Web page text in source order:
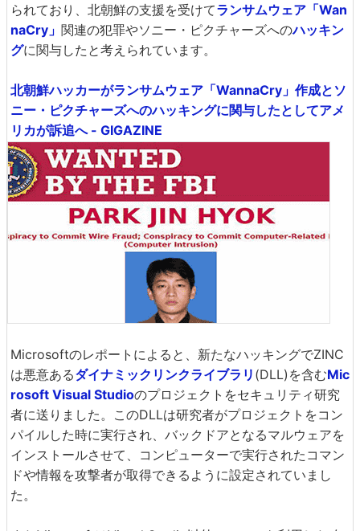
られており、北朝鮮の支援を受けてランサムウェア「Wan
naCry」 関連の犯罪やソニー・ピクチャーズへのハッキン
グに関与したと考えられています。
北朝鮮ハッカーがランサムウェア「WannaCry」作成とソ
ニー・ピクチャーズへのハッキングに関与したとしてアメ
リカが訴追へ - GIGAZINE
Microsoftのレポートによると、新たなハッキングでZINC
は悪意あるダイナミックリンクライブラリ (DLL)を含むMic
rosoft Visual Studioのプロジェクトをセキュリティ研究
者に送りました。このDLLは研究者がプロジェクトをコン
パイルした時に実行され、バックドアとなるマルウェアを
インストールさせて、コンピューターで実行されたコマン
ドや情報を攻撃者が取得できるように設定されていまし
た。